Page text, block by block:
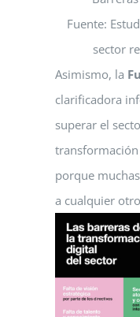
Fuente:
sector
Asimismo, la
clarificadora
superar el
porque
a cualquier